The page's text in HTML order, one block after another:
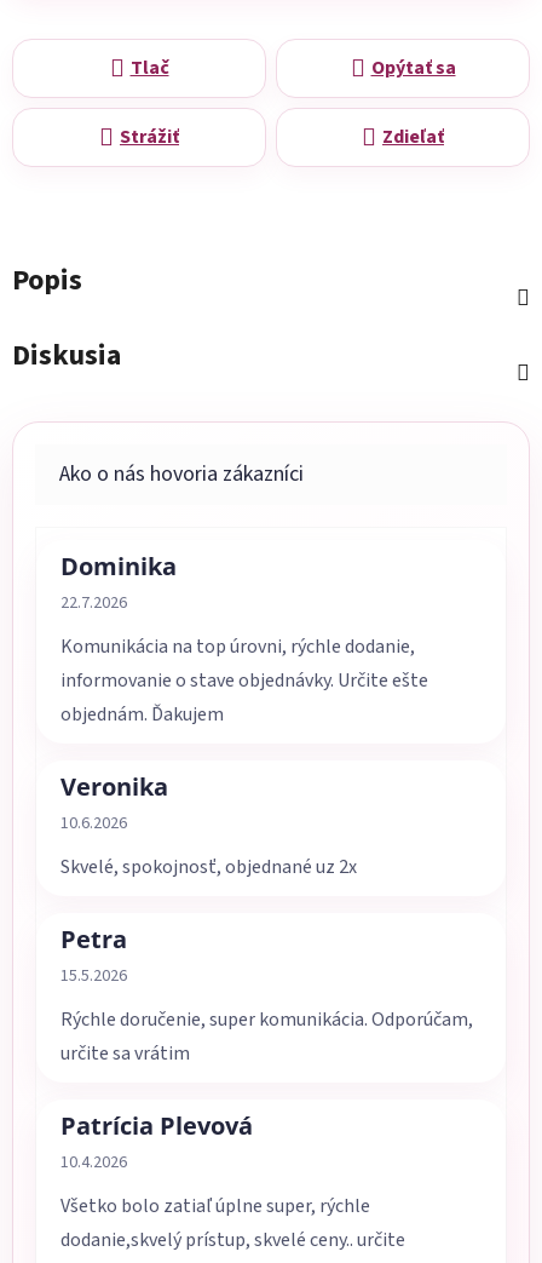
Tlač Opýtať sa
Strážiť Zdieľať
Popis
Diskusia
Dominika
Hodnotenie obchodu je 5 z 5 hviezdičiek.
22.7.2026
Komunikácia na top úrovni, rýchle dodanie,
informovanie o stave objednávky. Určite ešte
objednám. Ďakujem
Veronika
Hodnotenie obchodu je 5 z 5 hviezdičiek.
10.6.2026
Skvelé, spokojnosť, objednané uz 2x
Petra
Hodnotenie obchodu je 5 z 5 hviezdičiek.
15.5.2026
Rýchle doručenie, super komunikácia. Odporúčam,
určite sa vrátim
Patrícia Plevová
Hodnotenie obchodu je 5 z 5 hviezdičiek.
10.4.2026
Všetko bolo zatiaľ úplne super, rýchle
dodanie,skvelý prístup, skvelé ceny.. určite